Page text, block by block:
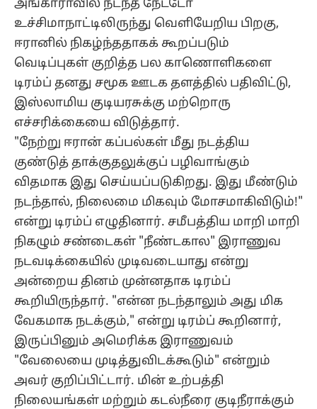
அங்காராவில் நடந்த நேட்டோ
உச்சிமாநாட்டிலிருந்து வெளியேறிய பிறகு,
ஈரானில் நிகழ்ந்ததாகக் கூறப்படும்
வெடிப்புகள் குறித்த பல காணொளிகளை
டிரம்ப் தனது சமூக ஊடக தளத்தில் பதிவிட்டு,
இஸ்லாமிய குடியரசுக்கு மற்றொரு
எச்சரிக்கையை விடுத்தார்.
"நேற்று ஈரான் கப்பல்கள் மீது நடத்திய
குண்டுத் தாக்குதலுக்குப் பழிவாங்கும்
விதமாக இது செய்யப்படுகிறது. இது மீண்டும்
நடந்தால், நிலைமை மிகவும் மோசமாகிவிடும்!"
என்று டிரம்ப் எழுதினார். சமீபத்திய மாறி மாறி
நிகழும் சண்டைகள் "நீண்டகால" இராணுவ
நடவடிக்கையில் முடிவடையாது என்று
அன்றைய தினம் முன்னதாக டிரம்ப்
கூறியிருந்தார். "என்ன நடந்தாலும் அது மிக
வேகமாக நடக்கும்," என்று டிரம்ப் கூறினார்,
இருப்பினும் அமெரிக்க இராணுவம்
"வேலையை முடித்துவிடக்கூடும்" என்றும்
அவர் குறிப்பிட்டார். மின் உற்பத்தி
நிலையங்கள் மற்றும் கடல்நீரை குடிநீராக்கும்